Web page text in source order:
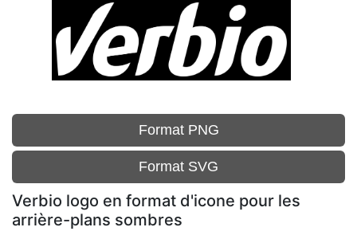
Format PNG
Format SVG
Verbio logo en format d'icone pour les
arrière-plans sombres